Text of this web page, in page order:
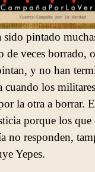
sido pintado
de veces borrado,
y no han
cuando los
la otra a borrar.
porque los que
no responden,
Yepes.